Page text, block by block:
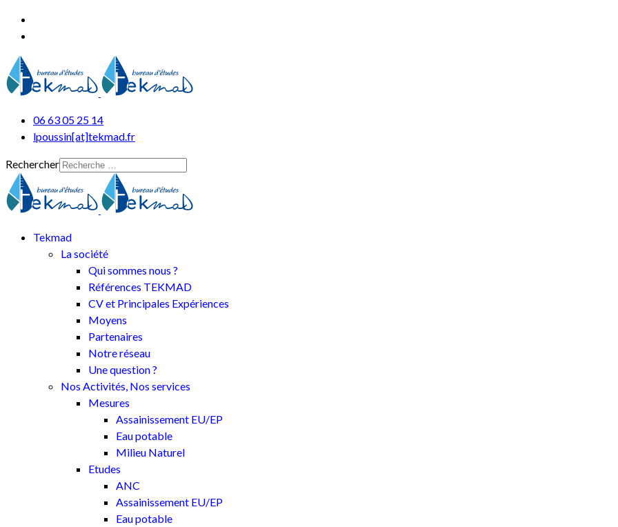
06 63 05 25 14
lpoussin[at]tekmad.fr
Rechercher
Tekmad
La société
Qui sommes nous ?
Références TEKMAD
CV et Principales Expériences
Moyens
Partenaires
Notre réseau
Une question ?
Nos Activités, Nos services
Mesures
Assainissement EU/EP
Eau potable
Milieu Naturel
Etudes
ANC
Assainissement EU/EP
Eau potable